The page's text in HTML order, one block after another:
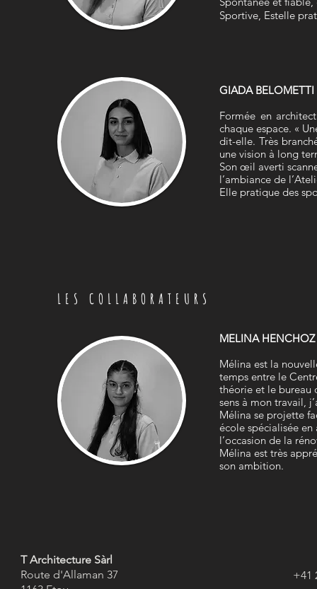
Sportive, Estelle
GIADA BELOMETTI
Formée en
chaque espace. «
dit-elle. Très
une vision à long
Son œil averti
l’ambiance de
Elle pratique des
LES COLLABORATEURS
MELINA HENCHOZ
Mélina est la
temps entre le
théorie et le bureau
sens à mon travail,
Mélina se projette
école spécialisée
l’occasion de la
Mélina est très
son ambition.
T Architecture Sàrl
Route d'Allaman 37
+41